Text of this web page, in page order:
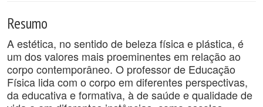
Resumo
A estética, no sentido de beleza física e plástica, é
um dos valores mais proeminentes em relação ao
corpo contemporâneo. O professor de Educação
Física lida com o corpo em diferentes perspectivas,
da educativa e formativa, à de saúde e qualidade de